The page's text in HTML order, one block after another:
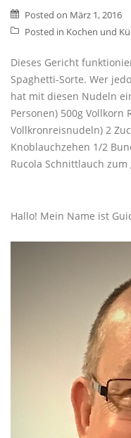
Posted on März 1, 2016
Posted in Kochen und
Dieses Gericht
Spaghetti-Sorte. Wer
hat mit diesen Nudeln
Personen) 500g Vollkorn
Vollkronreisnudeln) 2
Knoblauchzehen 1/2
Rucola Schnittlauch
Hallo! Mein Name ist